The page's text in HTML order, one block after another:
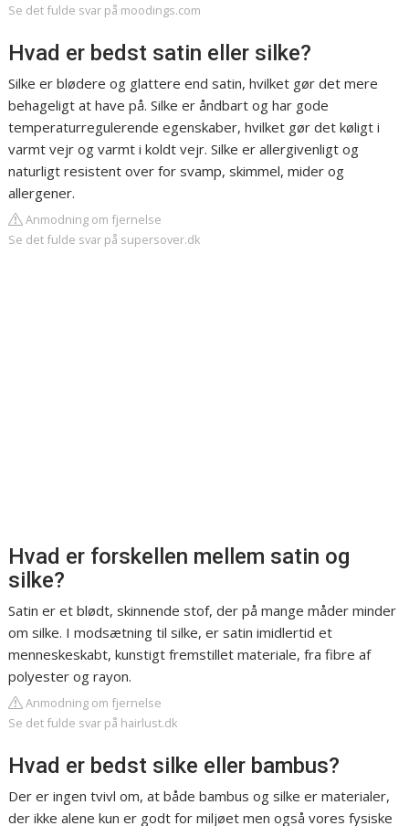
Se det fulde svar på moodings.com
Hvad er bedst satin eller silke?
Silke er blødere og glattere end satin, hvilket gør det mere
behageligt at have på. Silke er åndbart og har gode
temperaturregulerende egenskaber, hvilket gør det køligt i
varmt vejr og varmt i koldt vejr. Silke er allergivenligt og
naturligt resistent over for svamp, skimmel, mider og
allergener.
Anmodning om fjernelse
Se det fulde svar på supersover.dk
Hvad er forskellen mellem satin og
silke?
Satin er et blødt, skinnende stof, der på mange måder minder
om silke. I modsætning til silke, er satin imidlertid et
menneskeskabt, kunstigt fremstillet materiale, fra fibre af
polyester og rayon.
Anmodning om fjernelse
Se det fulde svar på hairlust.dk
Hvad er bedst silke eller bambus?
Der er ingen tvivl om, at både bambus og silke er materialer,
der ikke alene kun er godt for miljøet men også vores fysiske